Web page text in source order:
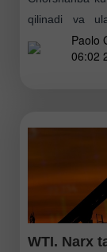
qilinadi va
Asosan,
haqidagi
Paolo
06:02
WTI. Narx